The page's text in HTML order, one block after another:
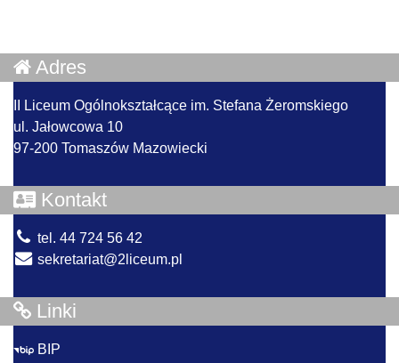
Adres
II Liceum Ogólnokształcące im. Stefana Żeromskiego
ul. Jałowcowa 10
97-200 Tomaszów Mazowiecki
Kontakt
tel. 44 724 56 42
sekretariat@2liceum.pl
Linki
BIP